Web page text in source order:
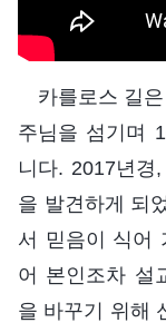
카를로스 길
주님을 섬기며
니다. 2017년경
을 발견하게 되
서 믿음이 식어
어 본인조차 설
을 바꾸기 위해